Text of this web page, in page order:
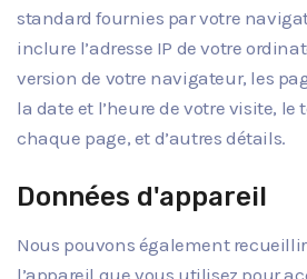
standard fournies par votre
inclure l’adresse IP de votre
version de votre navigateur, les
la date et l’heure de votre visite, le
chaque page, et d’autres détails.
Données d'appareil
Nous pouvons également
l’appareil que vous utilisez pour